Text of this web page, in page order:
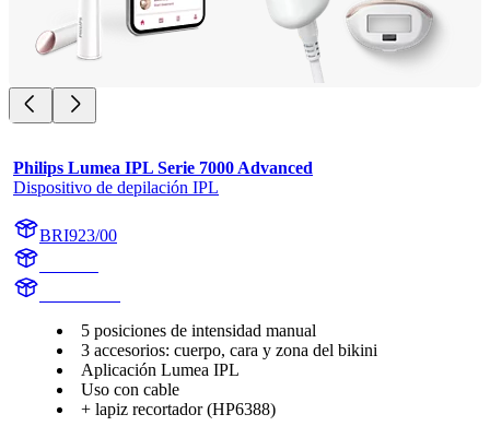
Philips Lumea IPL Serie 7000 Advanced
Dispositivo de depilación IPL
BRI923/00
5 posiciones de intensidad manual
3 accesorios: cuerpo, cara y zona del bikini
Aplicación Lumea IPL
Uso con cable
+ lapiz recortador (HP6388)